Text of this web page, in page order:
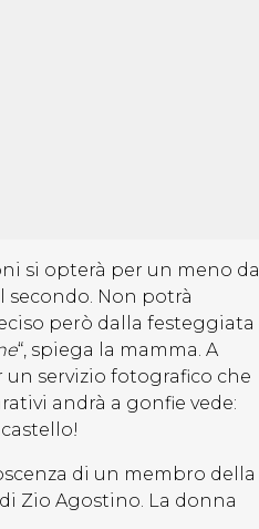
si opterà per un meno da
secondo. Non potrà
però dalla festeggiata
“, spiega la mamma. A
servizio fotografico che
andrà a gonfie vede:
di un membro della
Zio Agostino. La donna